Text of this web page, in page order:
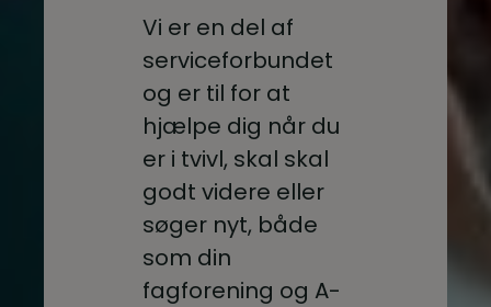
Vi er en del af
serviceforbundet
og er til for at
hjælpe dig når du
er i tvivl, skal skal
godt videre eller
søger nyt, både
som din
fagforening og A-